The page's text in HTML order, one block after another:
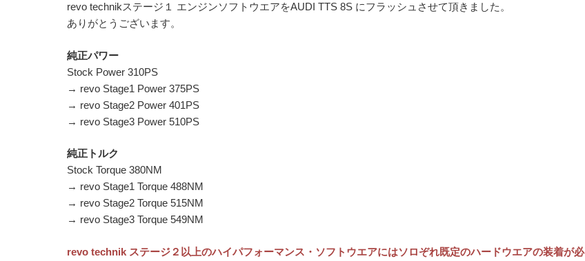
revo technikステージ１ エンジンソフトウエアをAUDI TTS 8S にフラッシュさせて頂きました。
ありがとうございます。
純正パワー
Stock Power 310PS
→ revo Stage1 Power 375PS
→ revo Stage2 Power 401PS
→ revo Stage3 Power 510PS
純正トルク
Stock Torque 380NM
→ revo Stage1 Torque 488NM
→ revo Stage2 Torque 515NM
→ revo Stage3 Torque 549NM
revo technik ステージ２以上のハイパフォーマンス・ソフトウエアにはソロぞれ既定のハードウエアの装着が必